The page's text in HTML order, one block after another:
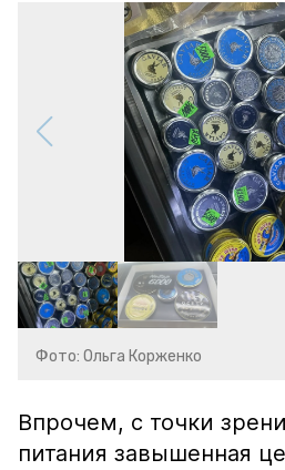
Фото: Ольга Корженко
Впрочем, с точки
питания завышенная